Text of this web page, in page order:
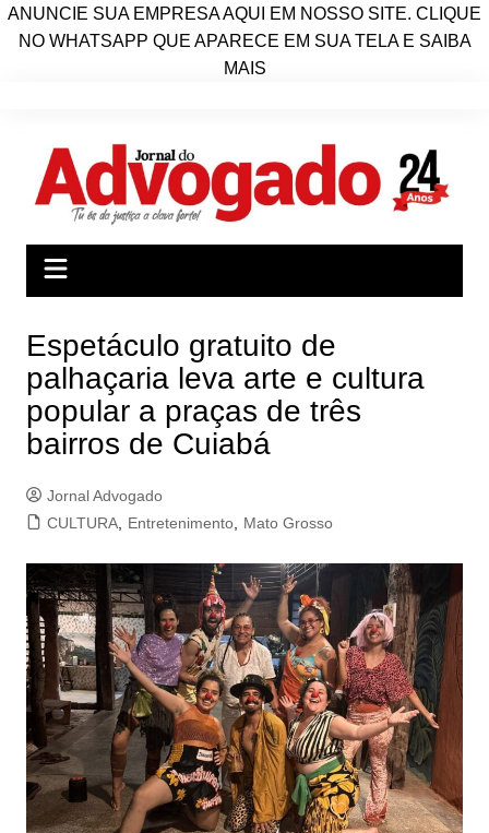
ANUNCIE SUA EMPRESA AQUI EM NOSSO SITE. CLIQUE
NO WHATSAPP QUE APARECE EM SUA TELA E SAIBA
MAIS
conteúdo
Espetáculo gratuito de
palhaçaria leva arte e cultura
popular a praças de três
bairros de Cuiabá
Jornal Advogado
CULTURA, Entretenimento, Mato Grosso